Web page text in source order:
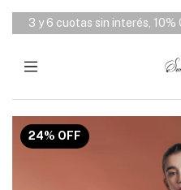
3 y 6 cuotas sin interés, 10%
24% OFF